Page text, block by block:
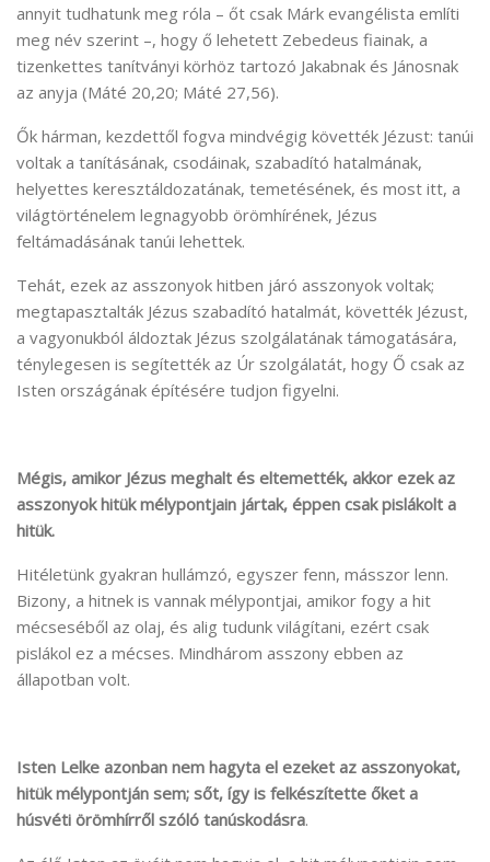
annyit tudhatunk meg róla – őt csak Márk evangélista említi
meg név szerint –, hogy ő lehetett Zebedeus fiainak, a
tizenkettes tanítványi körhöz tartozó Jakabnak és Jánosnak
az anyja (Máté 20,20; Máté 27,56).
Ők hárman, kezdettől fogva mindvégig követték Jézust: tanúi
voltak a tanításának, csodáinak, szabadító hatalmának,
helyettes keresztáldozatának, temetésének, és most itt, a
világtörténelem legnagyobb örömhírének, Jézus
feltámadásának tanúi lehettek.
Tehát, ezek az asszonyok hitben járó asszonyok voltak;
megtapasztalták Jézus szabadító hatalmát, követték Jézust,
a vagyonukból áldoztak Jézus szolgálatának támogatására,
ténylegesen is segítették az Úr szolgálatát, hogy Ő csak az
Isten országának építésére tudjon figyelni.
Mégis, amikor Jézus meghalt és eltemették, akkor ezek az
asszonyok hitük mélypontjain jártak, éppen csak pislákolt a
hitük.
Hitéletünk gyakran hullámzó, egyszer fenn, másszor lenn.
Bizony, a hitnek is vannak mélypontjai, amikor fogy a hit
mécseséből az olaj, és alig tudunk világítani, ezért csak
pislákol ez a mécses. Mindhárom asszony ebben az
állapotban volt.
Isten Lelke azonban nem hagyta el ezeket az asszonyokat,
hitük mélypontján sem; sőt, így is felkészítette őket a
húsvéti örömhírről szóló tanúskodásra.